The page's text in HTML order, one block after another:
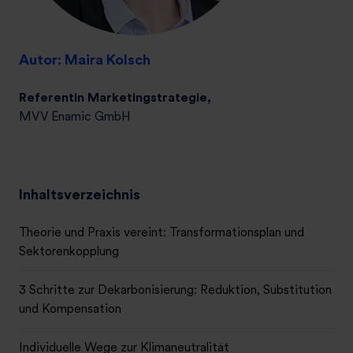
Autor: Maira Kolsch
Referentin Marketing­strategie,
MVV Enamic GmbH
Inhaltsverzeichnis
Theorie und Praxis vereint: Transformationsplan und
Sektorenkopplung
3 Schritte zur Dekarbonisierung: Reduktion, Substitution
und Kompensation
Individuelle Wege zur Klimaneutralität